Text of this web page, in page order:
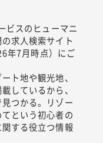
ビスのヒューマニ
求人検索サイト
年7月時点）にご
ト地や観光地、
しているから、
つかる。リゾー
という初心者の
する役立つ情報